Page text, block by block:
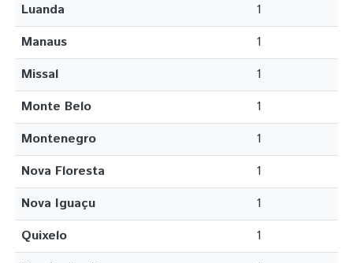
Luanda
1
Manaus
1
Missal
1
Monte Belo
1
Montenegro
1
Nova Floresta
1
Nova Iguaçu
1
Quixelo
1